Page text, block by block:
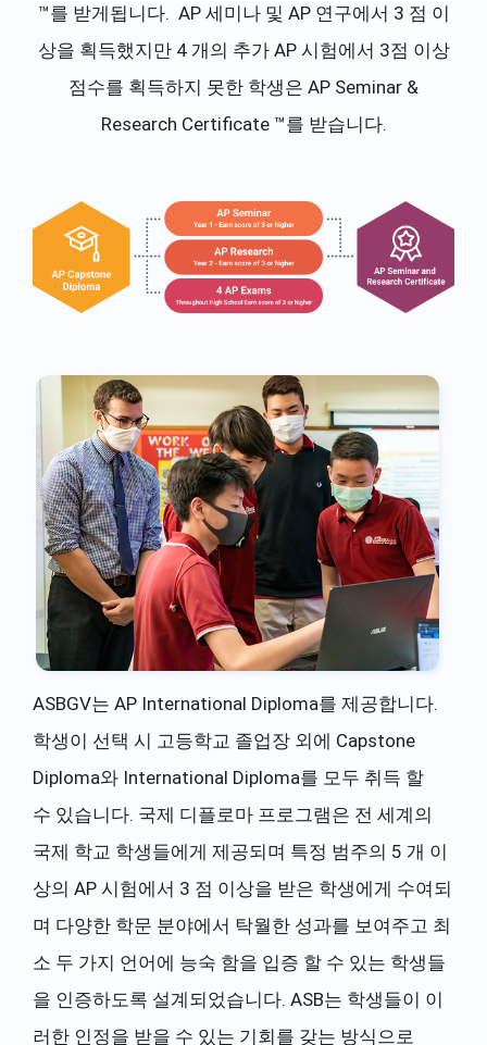
™를 받게됩니다. AP 세미나 및 AP 연구에서 3 점 이
상을 획득했지만 4 개의 추가 AP 시험에서 3점 이상
점수를 획득하지 못한 학생은 AP Seminar &
Research Certificate ™를 받습니다.
ASBGV는 AP International Diploma를 제공합니다.
학생이 선택 시 고등학교 졸업장 외에 Capstone
Diploma와 International Diploma를 모두 취득 할
수 있습니다. 국제 디플로마 프로그램은 전 세계의
국제 학교 학생들에게 제공되며 특정 범주의 5 개 이
상의 AP 시험에서 3 점 이상을 받은 학생에게 수여되
며 다양한 학문 분야에서 탁월한 성과를 보여주고 최
소 두 가지 언어에 능숙 함을 입증 할 수 있는 학생들
을 인증하도록 설계되었습니다. ASB는 학생들이 이
러한 인정을 받을 수 있는 기회를 갖는 방식으로